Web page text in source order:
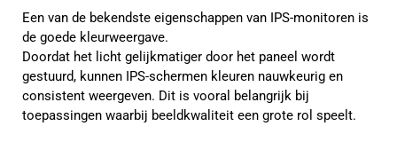
Een van de bekendste eigenschappen van IPS-monitoren is
de goede kleurweergave.
Doordat het licht gelijkmatiger door het paneel wordt
gestuurd, kunnen IPS-schermen kleuren nauwkeurig en
consistent weergeven. Dit is vooral belangrijk bij
toepassingen waarbij beeldkwaliteit een grote rol speelt.